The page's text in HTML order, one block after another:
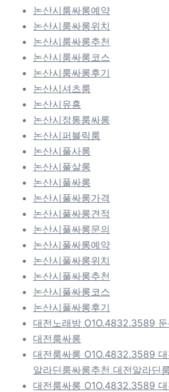
논산시룸싸롱예약
논산시룸싸롱위치
논산시룸싸롱추천
논산시룸싸롱코스
논산시룸싸롱후기
논산시셔츠룸
논산시유흥
논산시정통룸싸롱
논산시퍼블릭룸
논산시풀사롱
논산시풀살롱
논산시풀싸롱
논산시풀싸롱가격
논산시풀싸롱견적
논산시풀싸롱문의
논산시풀싸롱예약
논산시풀싸롱위치
논산시풀싸롱추천
논산시풀싸롱코스
논산시풀싸롱후기
대전노래방 O1O.4832.3589
대전룸싸롱
대전룸싸롱 O1O.4832.3589
알라딘룸싸롱추천 대전알라딘
대전룸싸롱 O1O.4832.3589